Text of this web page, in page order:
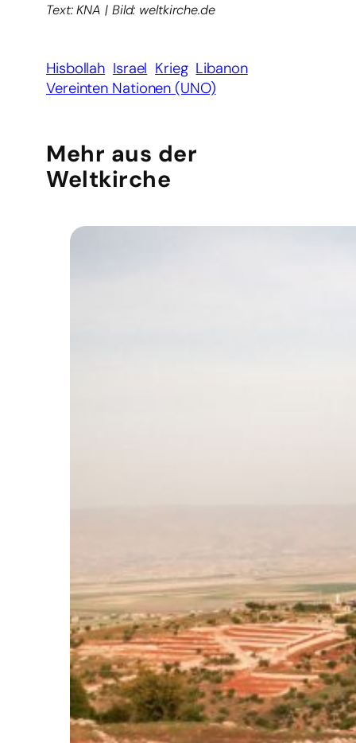
Text: KNA | Bild: weltkirche.de
Hisbollah Israel Krieg Libanon
Vereinten Nationen (UNO)
Mehr aus der
Weltkirche